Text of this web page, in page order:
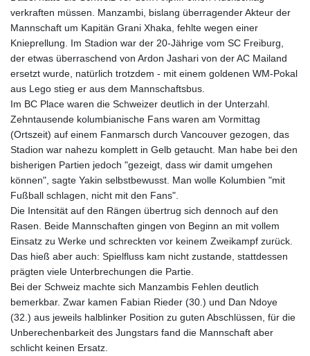
verkraften müssen. Manzambi, bislang überragender Akteur der
Mannschaft um Kapitän Grani Xhaka, fehlte wegen einer
Knieprellung. Im Stadion war der 20-Jährige vom SC Freiburg,
der etwas überraschend von Ardon Jashari von der AC Mailand
ersetzt wurde, natürlich trotzdem - mit einem goldenen WM-Pokal
aus Lego stieg er aus dem Mannschaftsbus.
Im BC Place waren die Schweizer deutlich in der Unterzahl.
Zehntausende kolumbianische Fans waren am Vormittag
(Ortszeit) auf einem Fanmarsch durch Vancouver gezogen, das
Stadion war nahezu komplett in Gelb getaucht. Man habe bei den
bisherigen Partien jedoch "gezeigt, dass wir damit umgehen
können", sagte Yakin selbstbewusst. Man wolle Kolumbien "mit
Fußball schlagen, nicht mit den Fans".
Die Intensität auf den Rängen übertrug sich dennoch auf den
Rasen. Beide Mannschaften gingen von Beginn an mit vollem
Einsatz zu Werke und schreckten vor keinem Zweikampf zurück.
Das hieß aber auch: Spielfluss kam nicht zustande, stattdessen
prägten viele Unterbrechungen die Partie.
Bei der Schweiz machte sich Manzambis Fehlen deutlich
bemerkbar. Zwar kamen Fabian Rieder (30.) und Dan Ndoye
(32.) aus jeweils halblinker Position zu guten Abschlüssen, für die
Unberechenbarkeit des Jungstars fand die Mannschaft aber
schlicht keinen Ersatz.